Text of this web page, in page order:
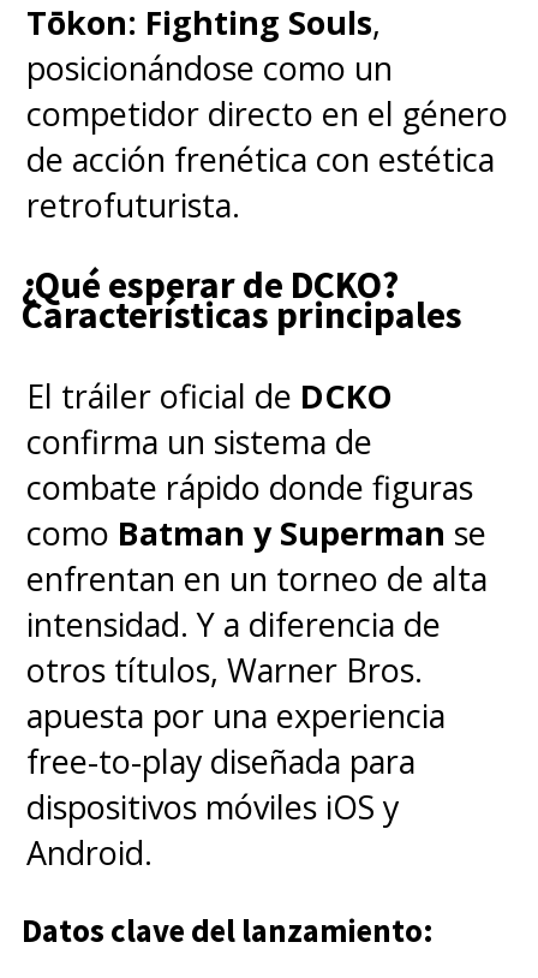
Tōkon: Fighting Souls,
posicionándose como un
competidor directo en el género
de acción frenética con estética
retrofuturista.
¿Qué esperar de DCKO?
Características principales
El tráiler oficial de DCKO
confirma un sistema de
combate rápido donde figuras
como Batman y Superman se
enfrentan en un torneo de alta
intensidad. Y a diferencia de
otros títulos, Warner Bros.
apuesta por una experiencia
free-to-play diseñada para
dispositivos móviles iOS y
Android.
Datos clave del lanzamiento: